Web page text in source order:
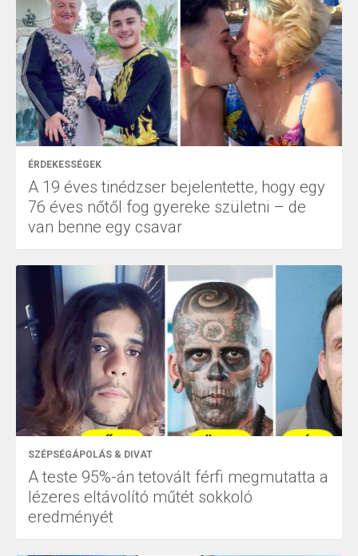
ÉRDEKESSÉGEK
A 19 éves tinédzser bejelentette, hogy egy
76 éves nőtől fog gyereke születni – de
van benne egy csavar
SZÉPSÉGÁPOLÁS & DIVAT
A teste 95%-án tetovált férfi megmutatta a
lézeres eltávolító műtét sokkoló
eredményét